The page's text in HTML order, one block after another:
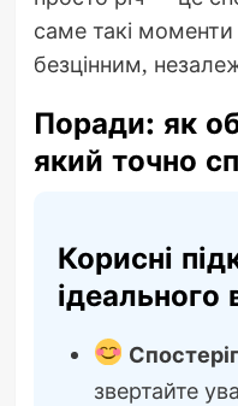
саме такі
безцінним,
Поради: як
який точно
Корисні
ідеального
звертайте